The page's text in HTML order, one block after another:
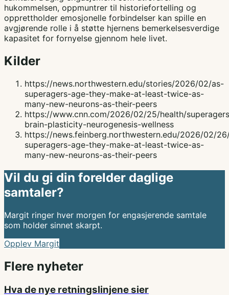
hukommelsen, oppmuntrer til historiefortelling og
opprettholder emosjonelle forbindelser kan spille en
avgjørende rolle i å støtte hjernens bemerkelsesverdige
kapasitet for fornyelse gjennom hele livet.
Kilder
https://news.northwestern.edu/stories/2026/02/as-
superagers-age-they-make-at-least-twice-as-
many-new-neurons-as-their-peers
https://www.cnn.com/2026/02/25/health/
brain-plasticity-neurogenesis-wellness
https://news.feinberg.northwestern.edu/2026/02/
superagers-age-they-make-at-least-twice-as-
many-new-neurons-as-their-peers
Vil du gi din forelder daglige
samtaler?
Margit ringer hver morgen for engasjerende samtale
som holder sinnet skarpt.
Opplev Margit
Flere nyheter
Hva de nye retningslinjene sier